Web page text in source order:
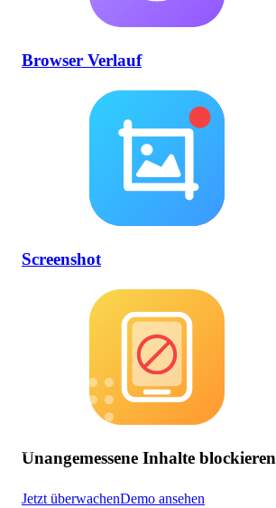
Browser Verlauf
Screenshot
Unangemessene Inhalte blockieren
Jetzt überwachenDemo ansehen